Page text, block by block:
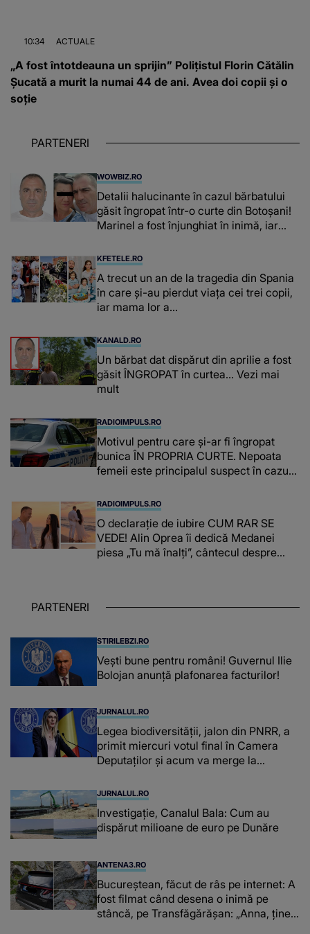
10:34 ACTUALE
„A fost întotdeauna un sprijin” Polițistul Florin Cătălin
Șucată a murit la numai 44 de ani. Avea doi copii și o
soție
PARTENERI
WOWBIZ.RO
Detalii halucinante în cazul bărbatului
găsit îngropat într-o curte din Botoșani!
Marinel a fost înjunghiat în inimă, iar
suspecți
KFETELE.RO
A trecut un an de la tragedia din Spania
în care și-au pierdut viața cei trei copii,
iar mama lor a…
KANALD.RO
Un bărbat dat dispărut din aprilie a fost
găsit ÎNGROPAT în curtea... Vezi mai
mult
RADIOIMPULS.RO
Motivul pentru care și-ar fi îngropat
bunica ÎN PROPRIA CURTE. Nepoata
femeii este principalul suspect în cazul
DE ANCHETATORI a șocat localnicii
RADIOIMPULS.RO
O declarație de iubire CUM RAR SE
VEDE! Alin Oprea îi dedică Medanei
piesa „Tu mă înalți”, cântecul despre
din mine și-a regăsit pacea"
PARTENERI
STIRILEBZI.RO
Vești bune pentru români! Guvernul Ilie
Bolojan anunță plafonarea facturilor!
JURNALUL.RO
Legea biodiversității, jalon din PNRR, a
primit miercuri votul final în Camera
Deputaților și acum va merge la
JURNALUL.RO
Investigație, Canalul Bala: Cum au
dispărut milioane de euro pe Dunăre
ANTENA3.RO
Bucureștean, făcut de râs pe internet: A
fost filmat când desena o inimă pe
stâncă, pe Transfăgărășan: „Anna, ține-